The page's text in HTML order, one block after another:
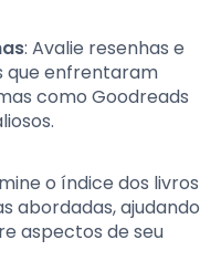
: Avalie resenhas e
que enfrentaram
como Goodreads
o índice dos livros
abordadas, ajudando
aspectos de seu